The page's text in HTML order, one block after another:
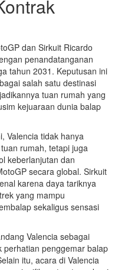
dan Sirkuit Ricardo
penandatanganan
tahun 2031. Keputusan ini
salah satu destinasi
tuan rumah yang
kejuaraan dunia balap
Valencia tidak hanya
rumah, tetapi juga
keberlanjutan dan
secara global. Sirkuit
karena daya tariknya
yang mampu
sekaligus sensasi
Valencia sebagai
perhatian penggemar balap
itu, acara di Valencia